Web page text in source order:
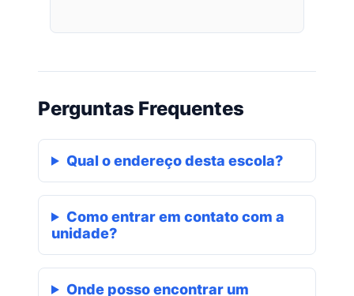
Perguntas Frequentes
Qual o endereço desta escola?
Como entrar em contato com a
unidade?
Onde posso encontrar um